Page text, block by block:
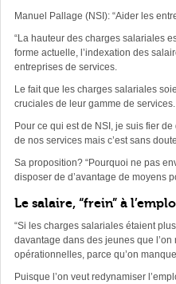
Manuel Pallage (NSI): “Aider les
“La hauteur des charges salariales
forme actuelle, l’indexation des
entreprises de services.
Le fait que les charges salariales
cruciales de leur gamme de services.
Pour ce qui est de NSI, je suis fier
de nos services mais c’est sans
Sa proposition? “Pourquoi ne pas
disposer de d’avantage de moyens
Le salaire, “frein” à
“Si les charges salariales étaient
davantage dans des jeunes que
opérationnelles, parce qu’on
Puisque l’on veut redynamiser